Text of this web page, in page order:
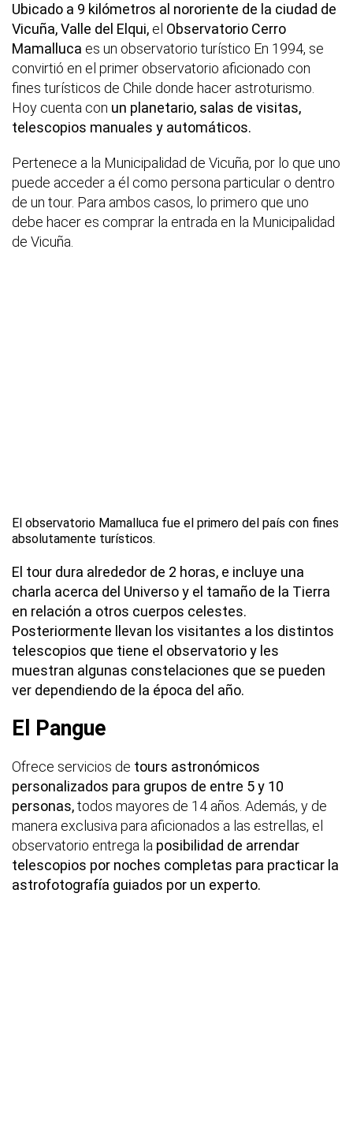
Ubicado a 9 kilómetros al nororiente de la ciudad de
Vicuña, Valle del Elqui, el Observatorio Cerro
Mamalluca es un observatorio turístico En 1994, se
convirtió en el primer observatorio aficionado con
fines turísticos de Chile donde hacer astroturismo.
Hoy cuenta con un planetario, salas de visitas,
telescopios manuales y automáticos.
Pertenece a la Municipalidad de Vicuña, por lo que uno
puede acceder a él como persona particular o dentro
de un tour. Para ambos casos, lo primero que uno
debe hacer es comprar la entrada en la Municipalidad
de Vicuña.
El observatorio Mamalluca fue el primero del país con fines
absolutamente turísticos.
El tour dura alrededor de 2 horas, e incluye una
charla acerca del Universo y el tamaño de la Tierra
en relación a otros cuerpos celestes.
Posteriormente llevan los visitantes a los distintos
telescopios que tiene el observatorio y les
muestran algunas constelaciones que se pueden
ver dependiendo de la época del año.
El Pangue
Ofrece servicios de tours astronómicos
personalizados para grupos de entre 5 y 10
personas,todos mayores de 14 años. Además, y de
manera exclusiva para aficionados a las estrellas, el
observatorio entrega la posibilidad de arrendar
telescopios por noches completas para practicar la
astrofotografía guiados por un experto.